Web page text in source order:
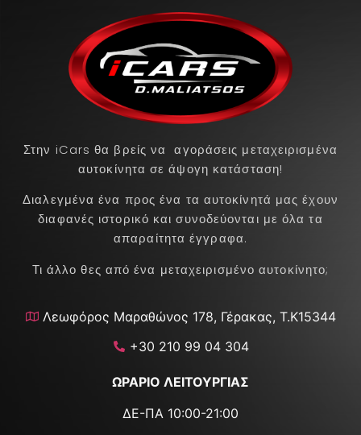
Στην iCars θα βρείς να αγοράσεις μεταχειρισμένα
αυτοκίνητα σε άψογη κατάσταση!
Διαλεγμένα ένα προς ένα τα αυτοκίνητά μας έχουν
διαφανές ιστορικό και συνοδεύονται με όλα τα
απαραίτητα έγγραφα.
Τι άλλο θες από ένα μεταχειρισμένο αυτοκίνητο;
Λεωφόρος Μαραθώνος 178, Γέρακας, Τ.Κ15344
+30 210 99 04 304
ΩΡΑΡΙΟ ΛΕΙΤΟΥΡΓΙΑΣ
ΔΕ-ΠΑ 10:00-21:00